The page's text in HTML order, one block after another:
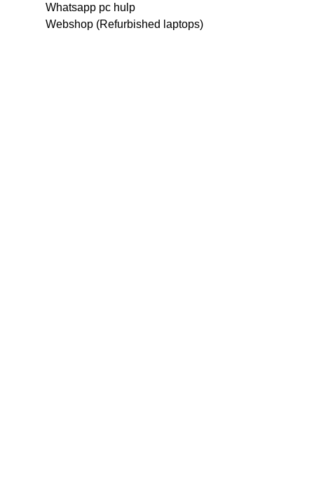
Whatsapp pc hulp
Webshop (Refurbished laptops)